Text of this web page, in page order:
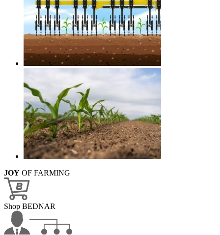
JOY OF FARMING
Shop BEDNAR